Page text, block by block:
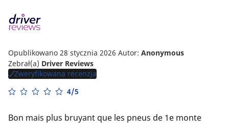
Opublikowano 28 stycznia 2026 Autor: Anonymous
Zebrał(a) Driver Reviews
Zweryfikowana recenzja
4/5
Bon mais plus bruyant que les pneus de 1e monte